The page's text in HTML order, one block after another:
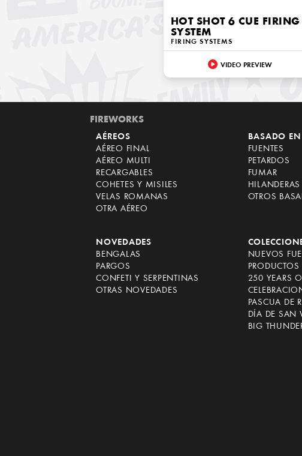
HOT SHOT 6 CUE FIRING
SYSTEM
FIRING SYSTEMS
VIDEO PREVIEW
FIREWORKS
AÉREOS
AÉREO FINAL
AÉREO MULTI
RECARGABLES
COHETES Y MISILES
VELAS ROMANAS
OTRA AÉREO
BASADO EN
FUENTES
PETARDOS
FUMAR
OTROS
NOVEDADES
BENGALAS
PARGOS
CONFETI Y SERPENTINAS
OTRAS NOVEDADES
NUEVOS
PRODUCTOS
250 YEARS
PASCUA DE
DÍA DE SAN
BIG